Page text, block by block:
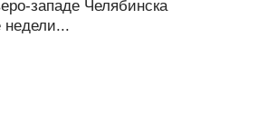
западе Челябинска
недели...